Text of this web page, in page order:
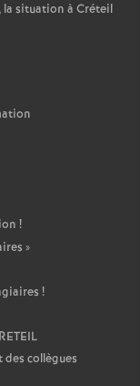
situation à Créteil
!
»
!
collègues